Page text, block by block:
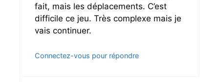
fait, mais les déplacements. C’est
difficile ce jeu. Très complexe mais je
vais continuer.
Connectez-vous pour répondre